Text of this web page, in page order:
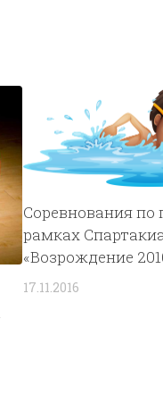
Соревнования по
рамках
«Возрождение
17.11.2016